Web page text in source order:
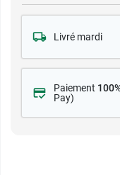
Livré mardi
Paiement
Pay)